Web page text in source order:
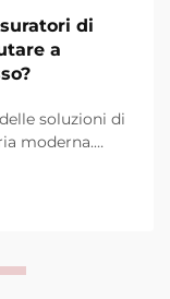
di
a
soluzioni di
moderna.
solo una
Un fornitore